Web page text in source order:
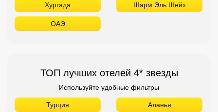
Хургада Шарм Эль Шейх
ОАЭ
ТОП лучших отелей 4* звезды
Используйте удобные фильтры
Турция Аланья